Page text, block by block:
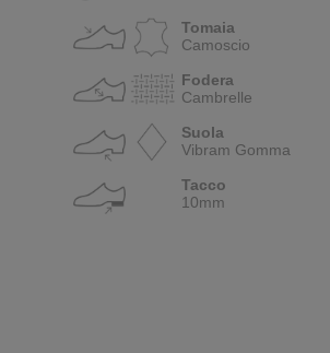
Tomaia
Camoscio
Fodera
Cambrelle
Suola
Vibram Gomma
Tacco
10mm